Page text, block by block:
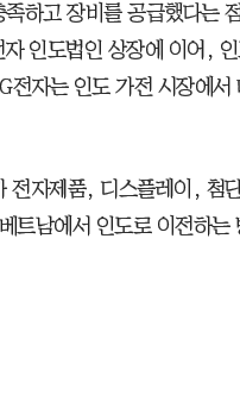
하고 장비를 공급했다는
인도법인 상장에 이어, 인
전자는 인도 가전 시장에
전자제품, 디스플레이, 첨
트남에서 인도로 이전하는